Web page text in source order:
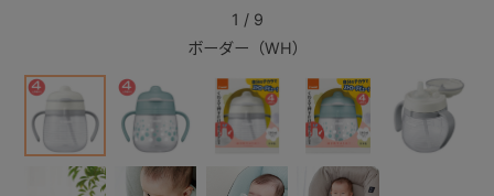
ボーダー（WH）
1 / 9